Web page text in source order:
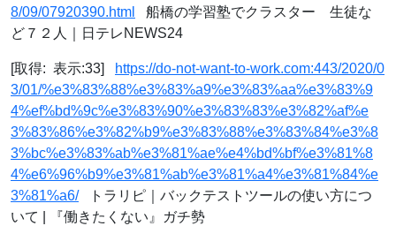
8/09/07920390.html
船橋の学習塾でクラスター 生徒な
ど７２人｜日テレNEWS24
[取得: 表示:33]
https://do-not-want-to-work.com:443/2020/0
3/01/%e3%83%88%e3%83%a9%e3%83%aa%e3%83%9
4%ef%bd%9c%e3%83%90%e3%83%83%e3%82%af%e
3%83%86%e3%82%b9%e3%83%88%e3%83%84%e3%8
3%bc%e3%83%ab%e3%81%ae%e4%bd%bf%e3%81%8
4%e6%96%b9%e3%81%ab%e3%81%a4%e3%81%84%e
3%81%a6/トラリピ｜バックテストツールの使い方につ
いて | 『働きたくない』ガチ勢